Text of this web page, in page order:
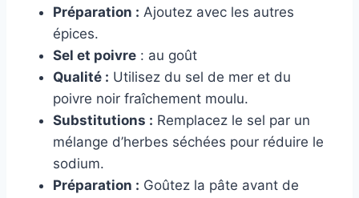
Préparation : Ajoutez avec les autres
épices.
Sel et poivre : au goût
Qualité : Utilisez du sel de mer et du
poivre noir fraîchement moulu.
Substitutions : Remplacez le sel par un
mélange d’herbes séchées pour réduire le
sodium.
Préparation : Goûtez la pâte avant de